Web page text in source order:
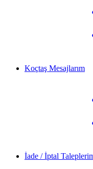
Koçtaş Mesajlarım
İade / İptal